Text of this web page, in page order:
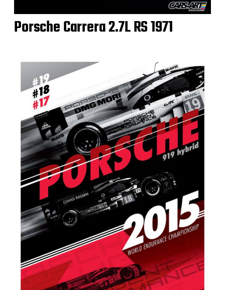
Porsche Carrera 2.7L RS 1971